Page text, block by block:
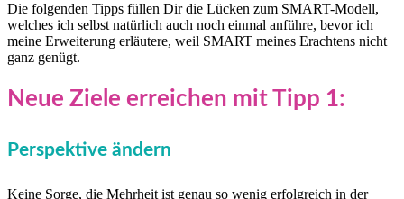
Die folgenden Tipps füllen Dir die Lücken zum SMART-Modell,
welches ich selbst natürlich auch noch einmal anführe, bevor ich
meine Erweiterung erläutere, weil SMART meines Erachtens nicht
ganz genügt.
Neue Ziele erreichen mit Tipp 1:
Perspektive ändern
Keine Sorge, die Mehrheit ist genau so wenig erfolgreich in der